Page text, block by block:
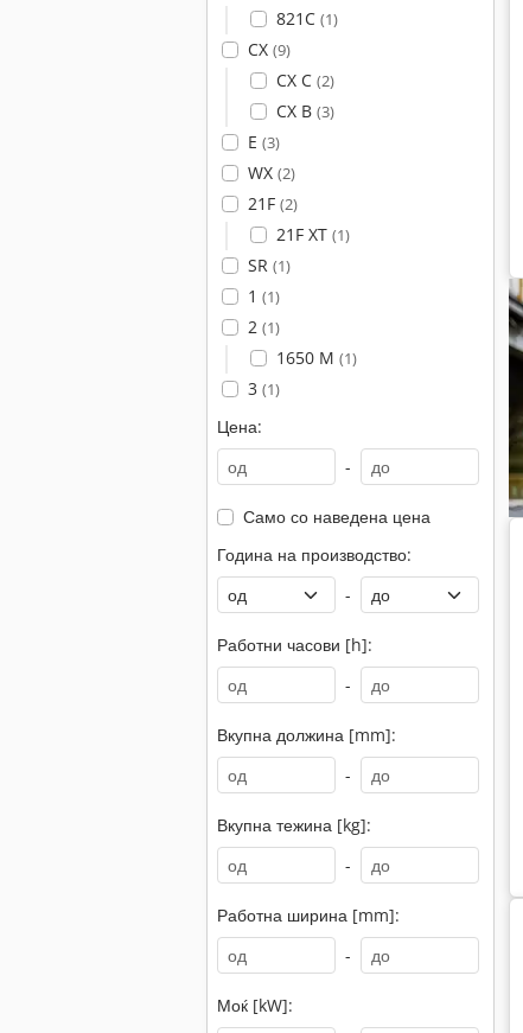
821C (1)
CX (9)
CX C (2)
CX B (3)
E (3)
WX (2)
21F (2)
21F XT (1)
SR (1)
1 (1)
2 (1)
1650 M (1)
3 (1)
Цена:
-
Само со наведена цена
Година на производство:
-
Работни часови [h]:
-
Вкупна должина [mm]:
-
Вкупна тежина [kg]:
-
Работна ширина [mm]:
-
Моќ [kW]: